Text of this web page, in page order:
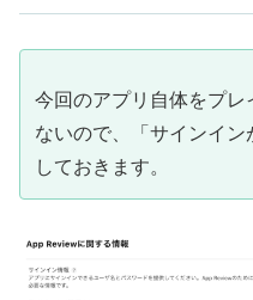
今回のアプリ自体をプ
ないので、「サインイ
しておきます。